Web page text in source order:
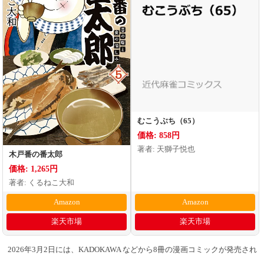
木戸番の番太郎
価格: 1,265円
著者: くるねこ大和
Amazon
楽天市場
むこうぶち（65）
価格: 858円
著者: 天獅子悦也
Amazon
楽天市場
2026年3月2日には、KADOKAWA などから8冊の漫画コミックが発売され